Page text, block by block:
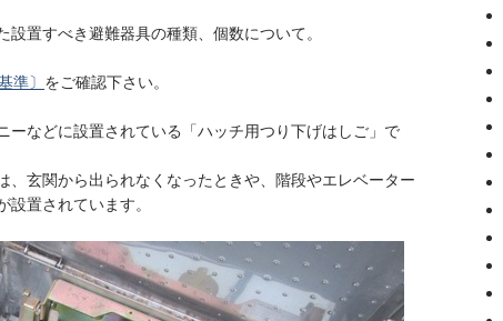
置すべき避難器具の種類、個数について。
準〕 をご確認下さい。
ーなどに設置されている「ハッチ用つり下げはしご」で
、玄関から出られなくなったときや、階段やエレベーター
置されています。